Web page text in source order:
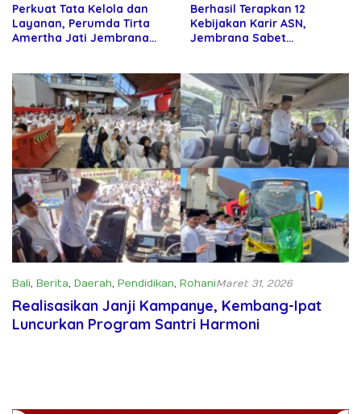
Perkuat Tata Kelola dan
Layanan, Perumda Tirta
Amertha Jati Jembrana
Berhasil Terapkan 12
Kebijakan Karir ASN,
Jembrana Sabet
Bali, Berita, Daerah, Pendidikan, RohaniMaret 31, 2026
Realisasikan Janji Kampanye, Kembang-Ipat
Luncurkan Program Santri Harmoni